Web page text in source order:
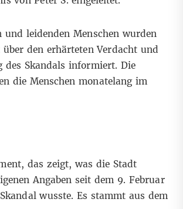
und leidenden Menschen wurden
den erhärteten Verdacht und
des Skandals informiert. Die
die Menschen monatelang im
das zeigt, was die Stadt
Angaben seit dem 9. Februar
wusste. Es stammt aus dem